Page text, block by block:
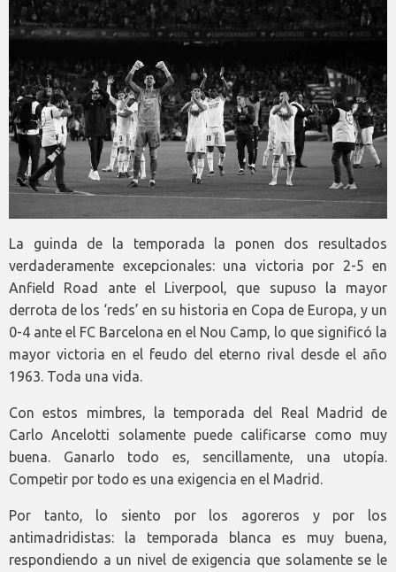
La guinda de la temporada la ponen dos resultados
verdaderamente excepcionales: una victoria por 2-5 en
Anfield Road ante el Liverpool, que supuso la mayor
derrota de los ‘reds’ en su historia en Copa de Europa, y un
0-4 ante el FC Barcelona en el Nou Camp, lo que significó la
mayor victoria en el feudo del eterno rival desde el año
1963. Toda una vida.
Con estos mimbres, la temporada del Real Madrid de
Carlo Ancelotti solamente puede calificarse como muy
buena. Ganarlo todo es, sencillamente, una utopía.
Competir por todo es una exigencia en el Madrid.
Por tanto, lo siento por los agoreros y por los
antimadridistas: la temporada blanca es muy buena,
respondiendo a un nivel de exigencia que solamente se le